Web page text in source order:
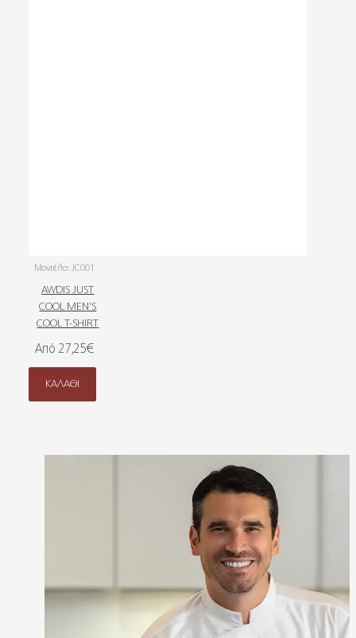
Μοντέλο: JC001
AWDIS JUST
COOL MEN'S
COOL T-SHIRT
Από 27,25€
ΚΑΛΆΘΙ